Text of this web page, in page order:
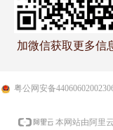
加微信获取更多信
粤公网安备
本网站由阿里